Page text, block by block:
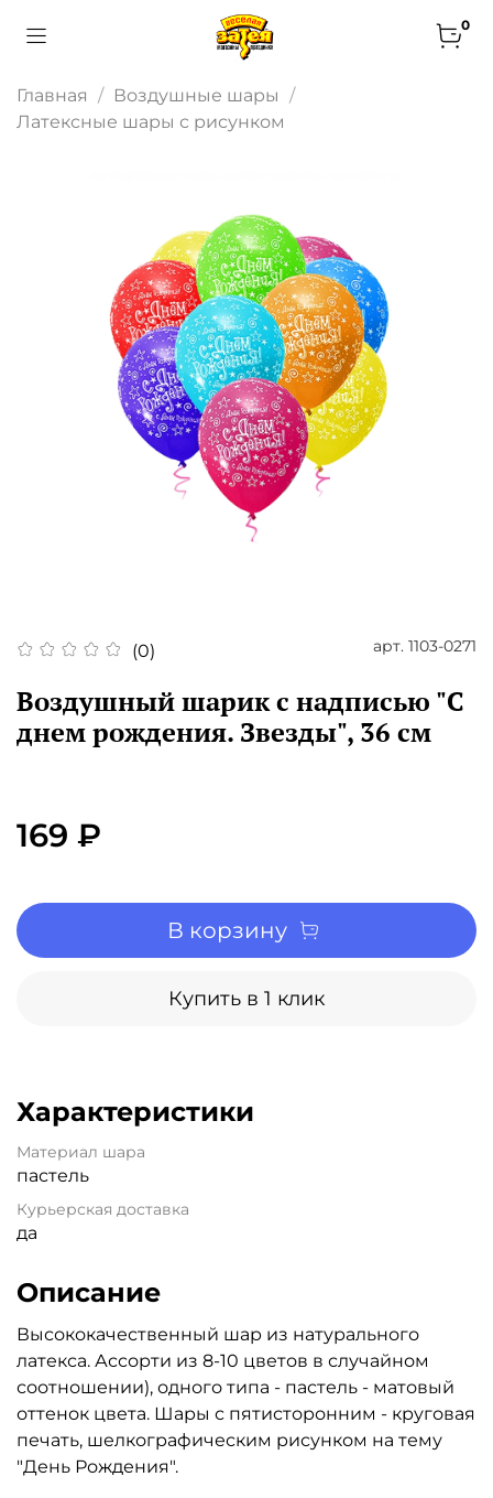
0
Главная
Воздушные шары
Латексные шары с рисунком
(0) арт. 1103-0271
Воздушный шарик с надписью "С
днем рождения. Звезды", 36 см
169 ₽
В корзину
Купить в 1 клик
Характеристики
Материал шара
пастель
Курьерская доставка
да
Описание
Высококачественный шар из натурального
латекса. Ассорти из 8-10 цветов в случайном
соотношении), одного типа - пастель - матовый
оттенок цвета. Шары с пятисторонним - круговая
печать, шелкографическим рисунком на тему
"День Рождения".